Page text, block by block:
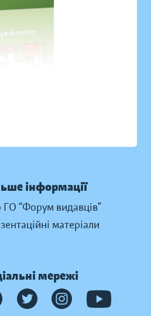
інформації
“Форум видавців”
матеріали
мережі